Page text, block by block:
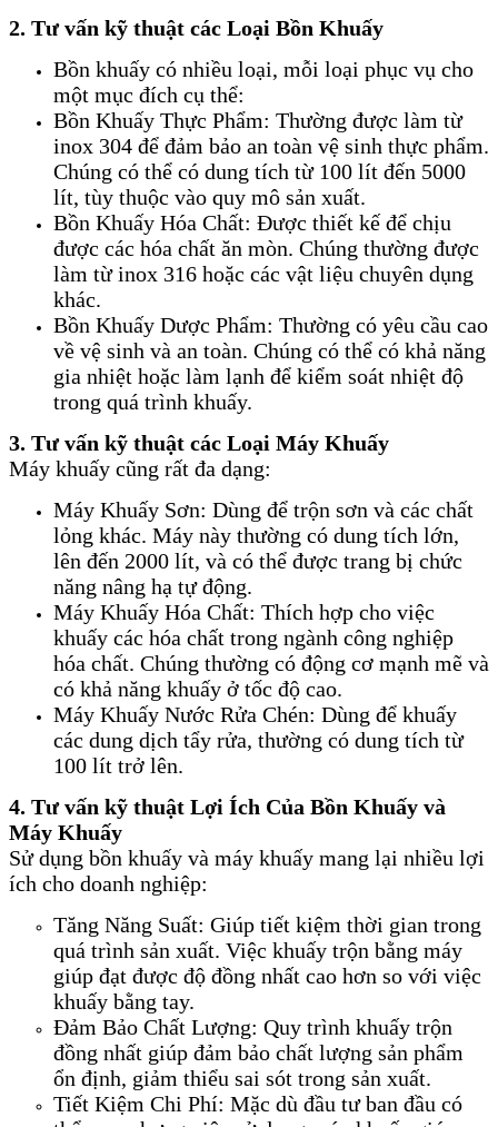
2. Tư vấn kỹ thuật các Loại Bồn Khuấy
Bồn khuấy có nhiều loại, mỗi loại phục vụ cho
một mục đích cụ thể:
Bồn Khuấy Thực Phẩm: Thường được làm từ
inox 304 để đảm bảo an toàn vệ sinh thực phẩm.
Chúng có thể có dung tích từ 100 lít đến 5000
lít, tùy thuộc vào quy mô sản xuất.
Bồn Khuấy Hóa Chất: Được thiết kế để chịu
được các hóa chất ăn mòn. Chúng thường được
làm từ inox 316 hoặc các vật liệu chuyên dụng
khác.
Bồn Khuấy Dược Phẩm: Thường có yêu cầu cao
về vệ sinh và an toàn. Chúng có thể có khả năng
gia nhiệt hoặc làm lạnh để kiểm soát nhiệt độ
trong quá trình khuấy.
3. Tư vấn kỹ thuật các Loại Máy Khuấy
Máy khuấy cũng rất đa dạng:
Máy Khuấy Sơn: Dùng để trộn sơn và các chất
lỏng khác. Máy này thường có dung tích lớn,
lên đến 2000 lít, và có thể được trang bị chức
năng nâng hạ tự động.
Máy Khuấy Hóa Chất: Thích hợp cho việc
khuấy các hóa chất trong ngành công nghiệp
hóa chất. Chúng thường có động cơ mạnh mẽ và
có khả năng khuấy ở tốc độ cao.
Máy Khuấy Nước Rửa Chén: Dùng để khuấy
các dung dịch tẩy rửa, thường có dung tích từ
100 lít trở lên.
4. Tư vấn kỹ thuật Lợi Ích Của Bồn Khuấy và
Máy Khuấy
Sử dụng bồn khuấy và máy khuấy mang lại nhiều lợi
ích cho doanh nghiệp:
Tăng Năng Suất: Giúp tiết kiệm thời gian trong
quá trình sản xuất. Việc khuấy trộn bằng máy
giúp đạt được độ đồng nhất cao hơn so với việc
khuấy bằng tay.
Đảm Bảo Chất Lượng: Quy trình khuấy trộn
đồng nhất giúp đảm bảo chất lượng sản phẩm
ổn định, giảm thiểu sai sót trong sản xuất.
Tiết Kiệm Chi Phí: Mặc dù đầu tư ban đầu có